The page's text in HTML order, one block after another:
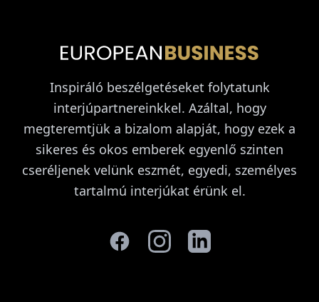
Inspiráló beszélgetéseket folytatunk
interjúpartnereinkkel. Azáltal, hogy
megteremtjük a bizalom alapját, hogy ezek a
sikeres és okos emberek egyenlő szinten
cseréljenek velünk eszmét, egyedi, személyes
tartalmú interjúkat érünk el.